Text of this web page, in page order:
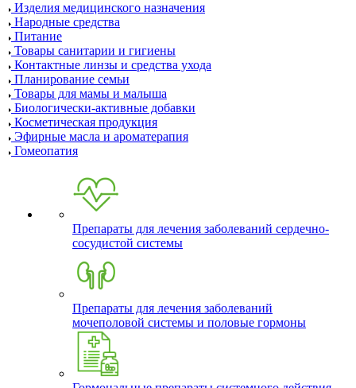
Изделия медицинского назначения
Народные средства
Питание
Товары санитарии и гигиены
Контактные линзы и средства ухода
Планирование семьи
Товары для мамы и малыша
Биологически-активные добавки
Косметическая продукция
Эфирные масла и ароматерапия
Гомеопатия
Препараты для лечения заболеваний сердечно-
сосудистой системы
Препараты для лечения заболеваний
мочеполовой системы и половые гормоны